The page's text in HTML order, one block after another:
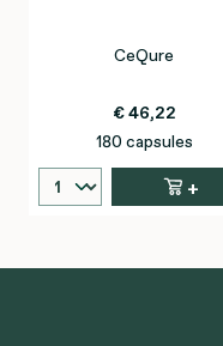
CeQure
€ 46,22
180 capsules
+